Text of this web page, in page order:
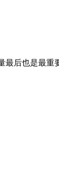
后也是最